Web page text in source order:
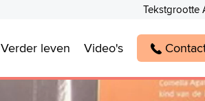
Tekstgrootte
Verder leven Video's